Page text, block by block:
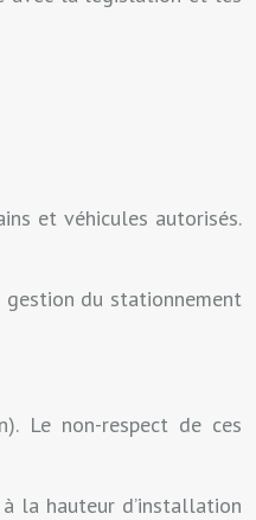
et véhicules autorisés.
du stationnement
Le non-respect de ces
la hauteur d’installation